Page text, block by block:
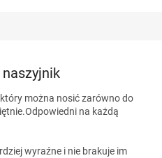
można nosić zarówno do
na każdą
wyraźne i nie brakuje im